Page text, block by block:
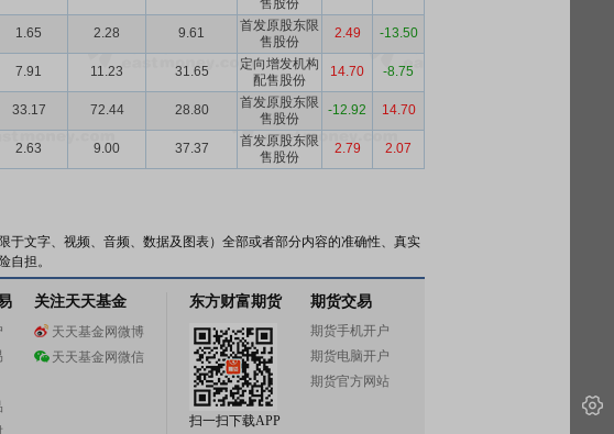
售股份
1.65 2.28 9.61
首发原股东限
售股份
2.49 -13.50
7.91 11.23 31.65
定向增发机构
配售股份
14.70 -8.75
33.17 72.44 28.80
首发原股东限
售股份
-12.92 14.70
2.63 9.00 37.37
首发原股东限
售股份
2.79 2.07
文字、视频、音频、数据及图表）全部或者部分内容的准确性、真实
自担。
关注天天基金
天天基金网微博
天天基金网微信
东方财富期货
扫一扫下载APP
期货交易
期货手机开户
期货电脑开户
期货官方网站